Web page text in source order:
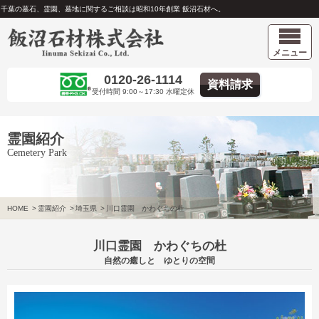
千葉の墓石、霊園、墓地に関するご相談は昭和10年創業 飯沼石材へ。
メニュー
0120-26-1114
受付時間 9:00～17:30 水曜定休
資料請求
霊園紹介
Cemetery Park
HOME > 霊園紹介 >埼玉県 > 川口霊園 かわぐちの杜
川口霊園 かわぐちの杜
自然の癒しと ゆとりの空間